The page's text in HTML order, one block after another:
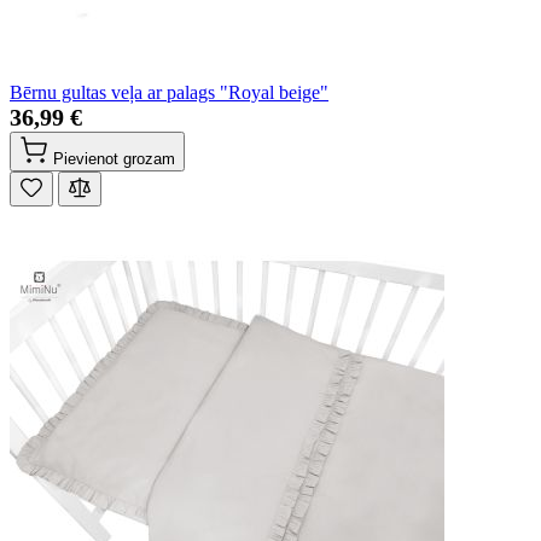
Bērnu gultas veļa ar palags "Royal beige"
36,99 €
Pievienot grozam